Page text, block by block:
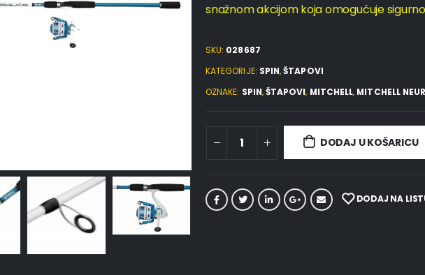
snažnom akcijom koja omogućuje
SKU: 028687
KATEGORIJE: SPIN,ŠTAPOVI
OZNAKE: SPIN,ŠTAPOVI, MITCHELL, MITCHELL
DODAJ U KOŠARICU
DODAJ NA